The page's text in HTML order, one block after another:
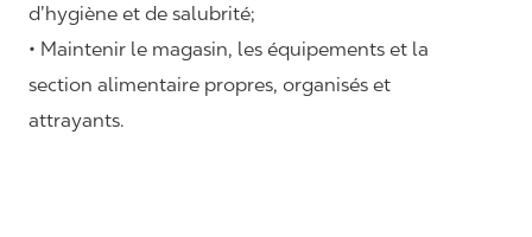
d’hygiène et de salubrité;
• Maintenir le magasin, les équipements et la
section alimentaire propres, organisés et
attrayants.